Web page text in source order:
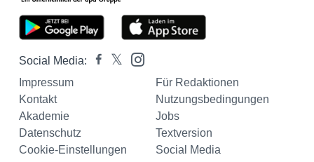
Social Media:
Impressum
Für Redaktionen
Kontakt
Nutzungsbedingungen
Akademie
Jobs
Datenschutz
Textversion
Cookie-Einstellungen
Social Media